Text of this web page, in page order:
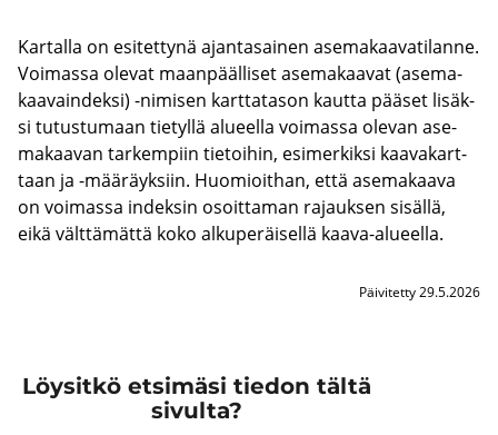
Kar­tal­la on esi­tet­ty­nä ajan­ta­sai­nen ase­ma­kaa­va­ti­lan­ne.
Voi­mas­sa ole­vat maan­pääl­li­set ase­ma­kaa­vat (ase­ma­
kaa­vain­dek­si) -​nimisen kart­ta­ta­son kaut­ta pää­set li­säk­
si tu­tus­tu­maan tie­tyl­lä alu­eel­la voi­mas­sa ole­van ase­
ma­kaa­van tar­kem­piin tie­toi­hin, esi­mer­kik­si kaa­va­kart­
taan ja -​määräyksiin. Huo­mioit­han, että ase­ma­kaa­va
on voi­mas­sa in­dek­sin osoit­ta­man ra­jauk­sen si­säl­lä,
eikä vält­tä­mät­tä koko al­ku­pe­räi­sel­lä kaava-​alueella.
Päivitetty 29.5.2026
Löysitkö etsimäsi tiedon tältä
sivulta?